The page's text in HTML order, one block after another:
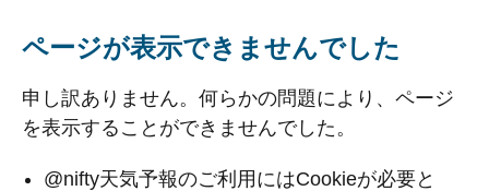
ページが表示できませんでした
申し訳ありません。何らかの問題により、ページ
を表示することができませんでした。
@nifty天気予報のご利用にはCookieが必要と